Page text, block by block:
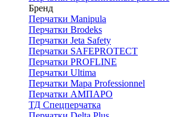
Бренд
Перчатки Manipula
Перчатки Brodeks
Перчатки Jeta Safety
Перчатки SAFEPROTECT
Перчатки PROFLINE
Перчатки Ultima
Перчатки Мара Professionnel
Перчатки АМПАРО
ТД Спецперчатка